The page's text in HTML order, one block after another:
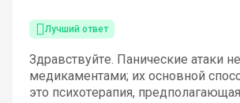
Лучший ответ
Здравствуйте. Панические атаки
медикаментами; их основной
это психотерапия,